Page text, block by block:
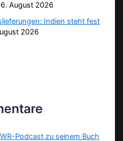
6. August 2026
Indien steht fest
2026
Podcast zu seinem Buch